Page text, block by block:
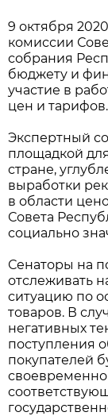
9 октября
комиссии
собрания
бюджету и
участие в
цен и тарифов.
Экспертный
площадкой
стране,
выработки
в области
Совета
социально
Сенаторы на
отслеживать
ситуацию по
товаров. В
негативных
поступления
покупателей